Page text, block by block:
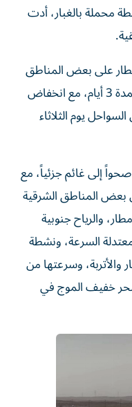
محملة بالغبار، أدت
على بعض المناطق
الشرقية والجنوبية والداخلية الأحد، ولمدة 3 أيام، مع انخفاض
يوم الثلاثاء
إلى غائم جزئياً، مع
بعض المناطق الشرقية
والرياح جنوبية
السرعة، ونشطة
والأتربة، وسرعتها من
كم/ س، والبحر خفيف الموج في